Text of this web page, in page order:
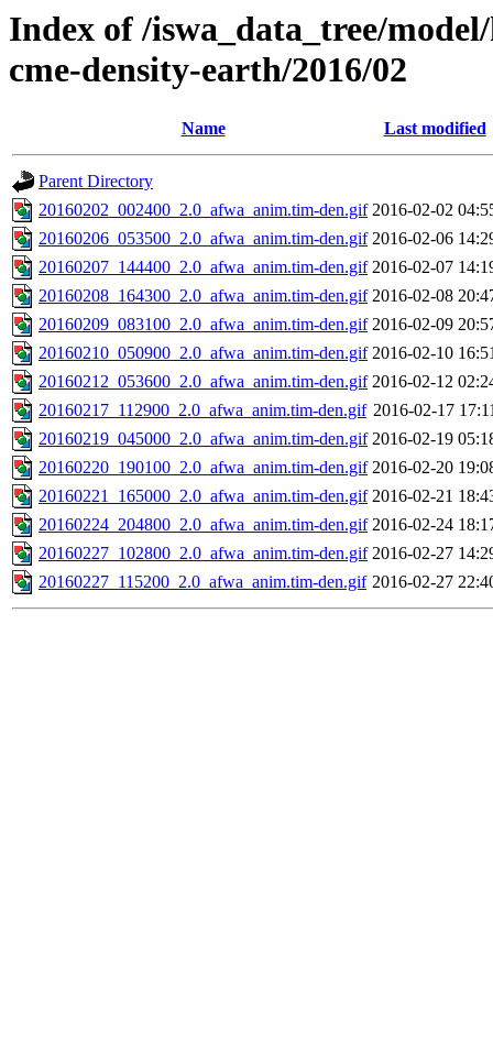
Index of /iswa_data_tree/
cme-density-earth/2016/02
Name Last modified
Parent Directory
20160202_002400_2.0_afwa_anim.tim-den.gif 2016-02-02
20160206_053500_2.0_afwa_anim.tim-den.gif 2016-02-06
20160207_144400_2.0_afwa_anim.tim-den.gif 2016-02-07
20160208_164300_2.0_afwa_anim.tim-den.gif 2016-02-08
20160209_083100_2.0_afwa_anim.tim-den.gif 2016-02-09
20160210_050900_2.0_afwa_anim.tim-den.gif 2016-02-10
20160212_053600_2.0_afwa_anim.tim-den.gif 2016-02-12
20160217_112900_2.0_afwa_anim.tim-den.gif 2016-02-17
20160219_045000_2.0_afwa_anim.tim-den.gif 2016-02-19
20160220_190100_2.0_afwa_anim.tim-den.gif 2016-02-20
20160221_165000_2.0_afwa_anim.tim-den.gif 2016-02-21
20160224_204800_2.0_afwa_anim.tim-den.gif 2016-02-24
20160227_102800_2.0_afwa_anim.tim-den.gif 2016-02-27
20160227_115200_2.0_afwa_anim.tim-den.gif 2016-02-27